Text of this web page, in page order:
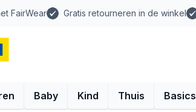
FairWear Gratis retourneren in de winkel
Baby Kind Thuis Basics